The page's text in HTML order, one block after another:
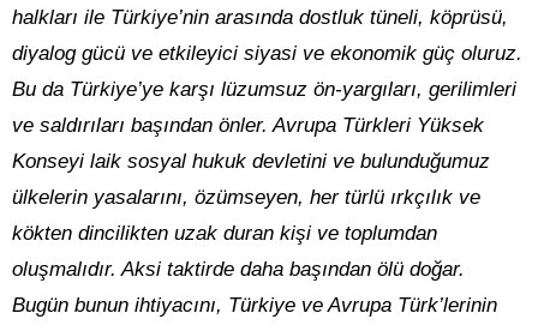
halkları ile Türkiye’nin arasında dostluk tüneli, köprüsü,
diyalog gücü ve etkileyici siyasi ve ekonomik güç oluruz.
Bu da Türkiye’ye karşı lüzumsuz ön-yargıları, gerilimleri
ve saldırıları başından önler. Avrupa Türkleri Yüksek
Konseyi laik sosyal hukuk devletini ve bulunduğumuz
ülkelerin yasalarını, özümseyen, her türlü ırkçılık ve
kökten dincilikten uzak duran kişi ve toplumdan
oluşmalıdır. Aksi taktirde daha başından ölü doğar.
Bugün bunun ihtiyacını, Türkiye ve Avrupa Türk’lerinin